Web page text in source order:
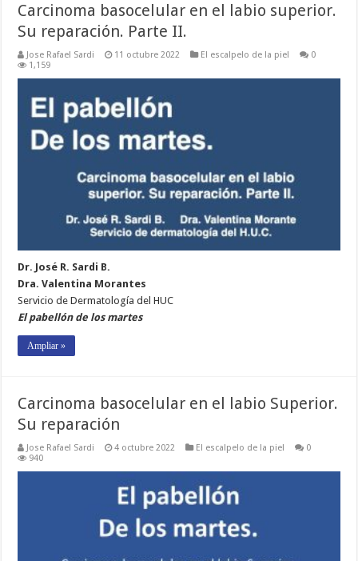
Carcinoma basocelular en el labio superior.
Su reparación. Parte II.
Jose Rafael Sardi 11 octubre 2022 El escalpelo de la piel
0
1,159
Dr. José R. Sardi B.
Dra. Valentina Morantes
Servicio de Dermatología del HUC
El pabellón de los martes
Ampliar »
Carcinoma basocelular en el labio Superior.
Su reparación
Jose Rafael Sardi 4 octubre 2022 El escalpelo de la piel
0
940